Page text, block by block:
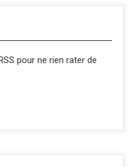
pour ne rien rater de